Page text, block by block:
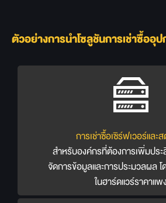
ตัวอย่างการนำโซลูชันการเช่าซื้ออุ
การเช่าซื้อเซิร์ฟเวอร์และ
สำหรับองค์กรที่ต้องการเพิ่มปร
จัดการข้อมูลและการประมวลผล
ในฮาร์ดแวร์ราคาแพง